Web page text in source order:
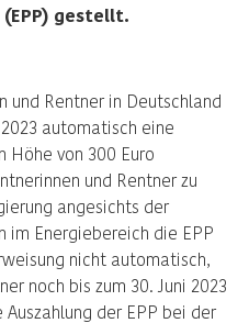
gestellt.
und Rentner in Deutschland
automatisch eine
Höhe von 300 Euro
und Rentner zu
angesichts der
im Energiebereich die EPP
nicht automatisch,
noch bis zum 30. Juni 2023
der EPP bei der